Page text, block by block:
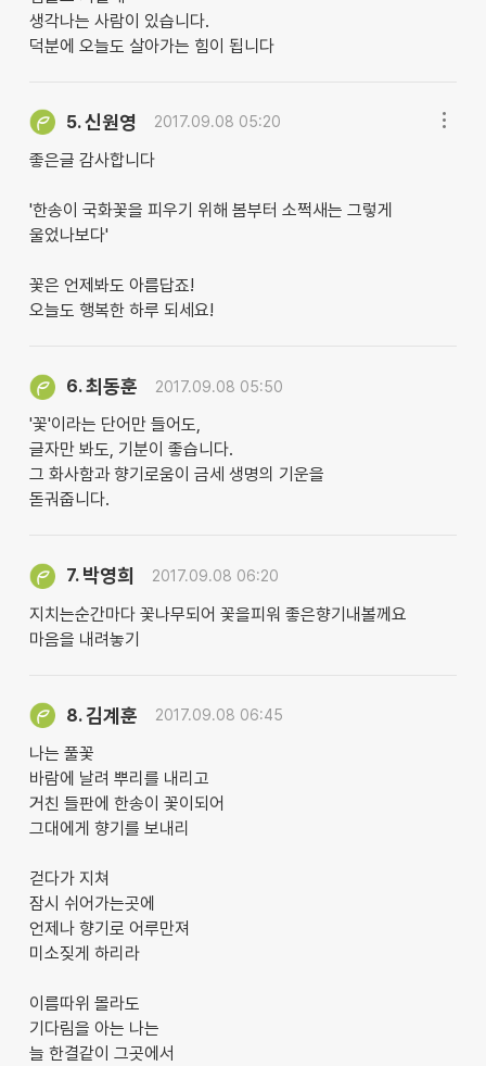
생각나는 사람이 있습니다.
덕분에 오늘도 살아가는 힘이 됩니다
5.신원영 2017.09.08 05:20
좋은글 감사합니다
'한송이 국화꽃을 피우기 위해 봄부터 소쩍새는 그렇게
울었나보다'
꽃은 언제봐도 아름답죠!
오늘도 행복한 하루 되세요!
6.최동훈 2017.09.08 05:50
'꽃'이라는 단어만 들어도,
글자만 봐도, 기분이 좋습니다.
그 화사함과 향기로움이 금세 생명의 기운을
돋궈줍니다.
7. 박영희 2017.09.08 06:20
지치는순간마다 꽃나무되어 꽃을피워 좋은향기내볼께요
마음을 내려놓기
8.김계훈 2017.09.08 06:45
나는 풀꽃
바람에 날려 뿌리를 내리고
거친 들판에 한송이 꽃이되어
그대에게 향기를 보내리
걷다가 지쳐
잠시 쉬어가는곳에
언제나 향기로 어루만져
미소짖게 하리라
이름따위 몰라도
기다림을 아는 나는
늘 한결같이 그곳에서